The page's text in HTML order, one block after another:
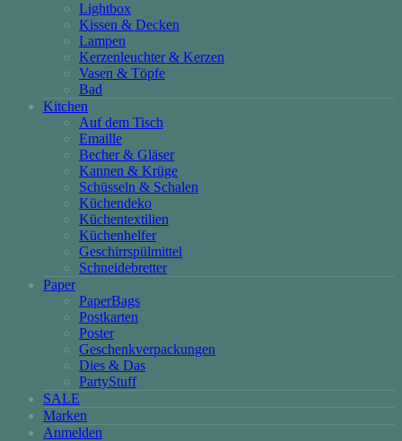
Lightbox
Kissen & Decken
Lampen
Kerzenleuchter & Kerzen
Vasen & Töpfe
Bad
Kitchen
Auf dem Tisch
Emaille
Becher & Gläser
Kannen & Krüge
Schüsseln & Schalen
Küchendeko
Küchentextilien
Küchenhelfer
Geschirrspülmittel
Schneidebretter
Paper
PaperBags
Postkarten
Poster
Geschenkverpackungen
Dies & Das
PartyStuff
SALE
Marken
Anmelden